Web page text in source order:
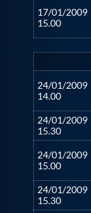
17/01/2009
15.00
24/01/2009
14.00
24/01/2009
15.30
24/01/2009
15.00
24/01/2009
15.30